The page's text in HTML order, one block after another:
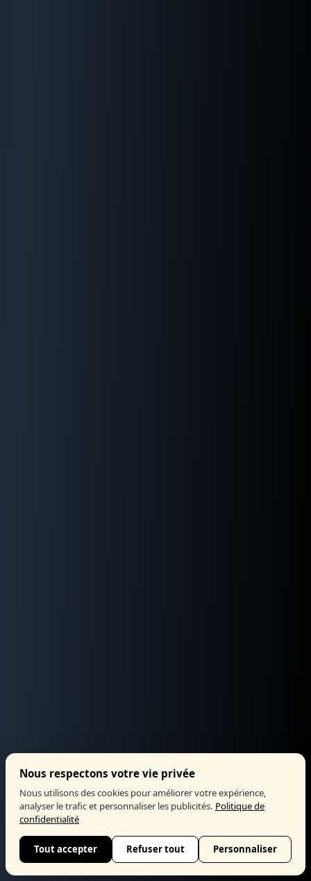
Nous respectons votre vie privée
Nous utilisons des cookies pour améliorer votre expérience,
analyser le trafic et personnaliser les publicités. Politique de
confidentialité
Tout accepter Refuser tout Personnaliser